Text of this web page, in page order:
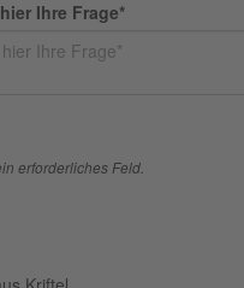
Ihre Frage*
erforderliches Feld.